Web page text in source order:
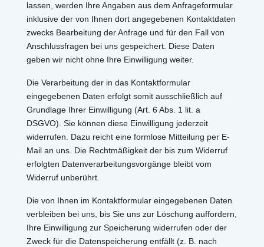
lassen, werden Ihre Angaben aus dem Anfrageformular
inklusive der von Ihnen dort angegebenen Kontaktdaten
zwecks Bearbeitung der Anfrage und für den Fall von
Anschlussfragen bei uns gespeichert. Diese Daten
geben wir nicht ohne Ihre Einwilligung weiter.
Die Verarbeitung der in das Kontaktformular
eingegebenen Daten erfolgt somit ausschließlich auf
Grundlage Ihrer Einwilligung (Art. 6 Abs. 1 lit. a
DSGVO). Sie können diese Einwilligung jederzeit
widerrufen. Dazu reicht eine formlose Mitteilung per E-
Mail an uns. Die Rechtmäßigkeit der bis zum Widerruf
erfolgten Datenverarbeitungsvorgänge bleibt vom
Widerruf unberührt.
Die von Ihnen im Kontaktformular eingegebenen Daten
verbleiben bei uns, bis Sie uns zur Löschung auffordern,
Ihre Einwilligung zur Speicherung widerrufen oder der
Zweck für die Datenspeicherung entfällt (z. B. nach